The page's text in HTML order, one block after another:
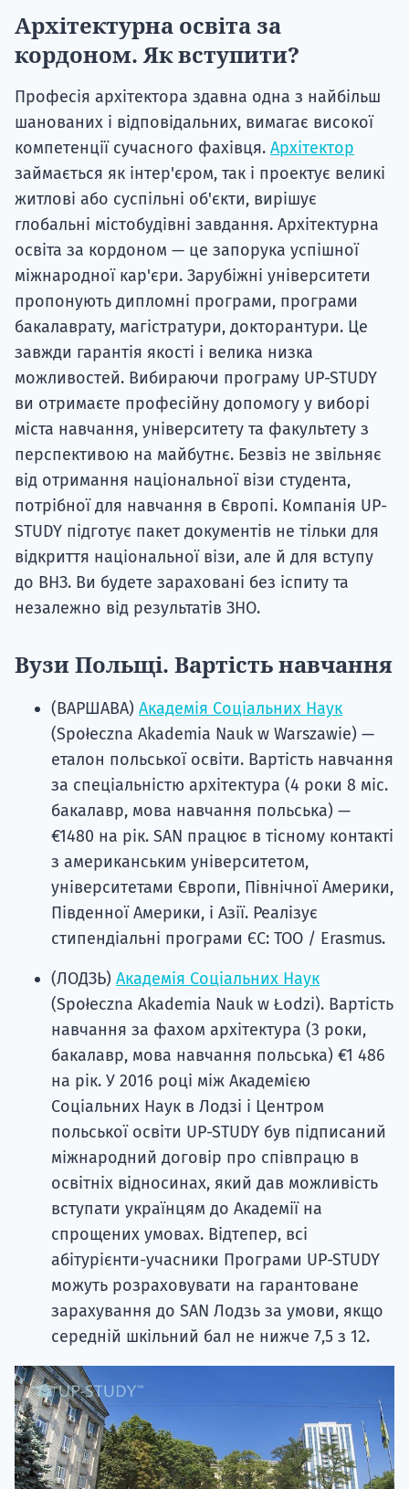
Архітектурна освіта за
кордоном. Як вступити?
Професія архітектора здавна одна з найбільш
шанованих і відповідальних, вимагає високої
компетенції сучасного фахівця. Архітектор
займається як інтер'єром, так і проектує великі
житлові або суспільні об'єкти, вирішує
глобальні містобудівні завдання. Архітектурна
освіта за кордоном — це запорука успішної
міжнародної кар'єри. Зарубіжні університети
пропонують дипломні програми, програми
бакалаврату, магістратури, докторантури. Це
завжди гарантія якості і велика низка
можливостей. Вибираючи програму UP-STUDY
ви отримаєте професійну допомогу у виборі
міста навчання, університету та факультету з
перспективою на майбутнє. Безвіз не звільняє
від отримання національної візи студента,
потрібної для навчання в Європі. Компанія UP-
STUDY підготує пакет документів не тільки для
відкриття національної візи, але й для вступу
до ВНЗ. Ви будете зараховані без іспиту та
незалежно від результатів ЗНО.
Вузи Польщі. Вартість навчання
(ВАРШАВА) Академія Соціальних Наук
(Społeczna Akademia Nauk w Warszawie) —
еталон польської освіти. Вартість навчання
за спеціальністю архітектура (4 роки 8 міс.
бакалавр, мова навчання польська) —
€1480 на рік. SAN працює в тісному контакті
з американським університетом,
університетами Європи, Північної Америки,
Південної Америки, і Азії. Реалізує
стипендіальні програми ЄС: ТОО / Erasmus.
(ЛОДЗЬ) Академія Соціальних Наук
(Społeczna Akademia Nauk w Łodzi). Вартість
навчання за фахом архітектура (3 роки,
бакалавр, мова навчання польська) €1 486
на рік. У 2016 році між Академією
Соціальних Наук в Лодзі і Центром
польської освіти UP-STUDY був підписаний
міжнародний договір про співпрацю в
освітніх відносинах, який дав можливість
вступати українцям до Академії на
спрощених умовах. Відтепер, всі
абітурієнти-учасники Програми UP-STUDY
можуть розраховувати на гарантоване
зарахування до SAN Лодзь за умови, якщо
середній шкільний бал не нижче 7,5 з 12.